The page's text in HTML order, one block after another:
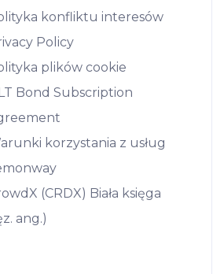
konfliktu interesów
Policy
plików cookie
Bond Subscription
korzystania z usług
(CRDX) Biała księga
ang.)